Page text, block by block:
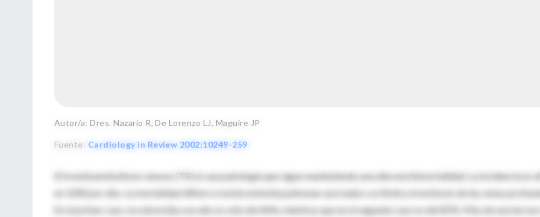
Autor/a: Dres. Nazario R, De Lorenzo LJ, Maguire JP
Fuente: Cardiology in Review 2002;10249-259
El tromboembolismo venoso (TE) es una patología que sigue manteniendo una alta morbimortalidad. La incidencia es
en 1000 por año. La mortalidad difiere si existe embolia pulmonar asociada o se limita a trombosis de las venas
En el primer caso, la sobrevida a un año es sólo del 46%, mientras que en el segundo caso es del 85%. Más de una